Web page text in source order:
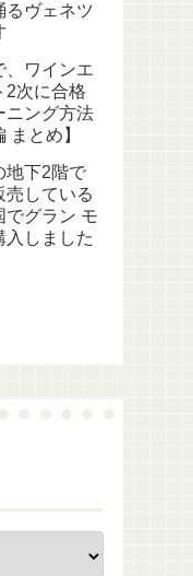
るヴェネツ
、ワインエ
2次に合格
ニング方法
まとめ】
地下2階で
売している
でグラン モ
入しました